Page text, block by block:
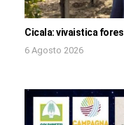
Cicala: vivaistica
6 Agosto 2026